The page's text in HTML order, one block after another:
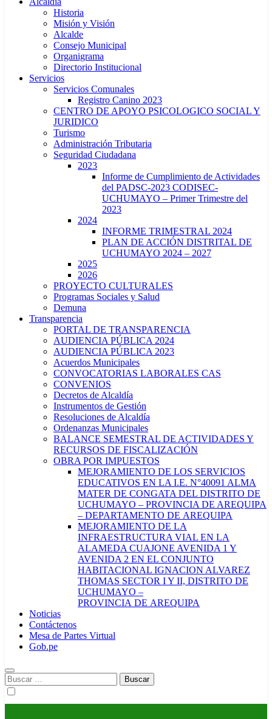
Historia
Misión y Visión
Alcalde
Consejo Municipal
Organigrama
Directorio Institucional
Servicios
Servicios Comunales
Registro Canino 2023
CENTRO DE APOYO PSICOLOGICO SOCIAL Y
JURIDICO
Turismo
Administración Tributaria
Seguridad Ciudadana
2023
Informe de Cumplimiento de Actividades
del PADSC-2023 CODISEC-
UCHUMAYO – Primer Trimestre del
2023
2024
INFORME TRIMESTRAL 2024
PLAN DE ACCIÓN DISTRITAL DE
UCHUMAYO 2024 – 2027
2025
2026
PROYECTO CULTURALES
Programas Sociales y Salud
Demuna
Transparencia
PORTAL DE TRANSPARENCIA
AUDIENCIA PÚBLICA 2024
AUDIENCIA PÚBLICA 2023
Acuerdos Municipales
CONVOCATORIAS LABORALES CAS
CONVENIOS
Decretos de Alcaldía
Instrumentos de Gestión
Resoluciones de Alcaldía
Ordenanzas Municipales
BALANCE SEMESTRAL DE ACTIVIDADES Y
RECURSOS DE FISCALIZACIÓN
OBRA POR IMPUESTOS
MEJORAMIENTO DE LOS SERVICIOS
EDUCATIVOS EN LA I.E. N°40091 ALMA
MATER DE CONGATA DEL DISTRITO DE
UCHUMAYO – PROVINCIA DE AREQUIPA
– DEPARTAMENTO DE AREQUIPA
MEJORAMIENTO DE LA
INFRAESTRUCTURA VIAL EN LA
ALAMEDA CUAJONE AVENIDA 1 Y
AVENIDA 2 EN EL CONJUNTO
HABITACIONAL IGNACION ALVAREZ
THOMAS SECTOR I Y II, DISTRITO DE
UCHUMAYO –
PROVINCIA DE AREQUIPA
Noticias
Contáctenos
Mesa de Partes Virtual
Gob.pe
Buscar: